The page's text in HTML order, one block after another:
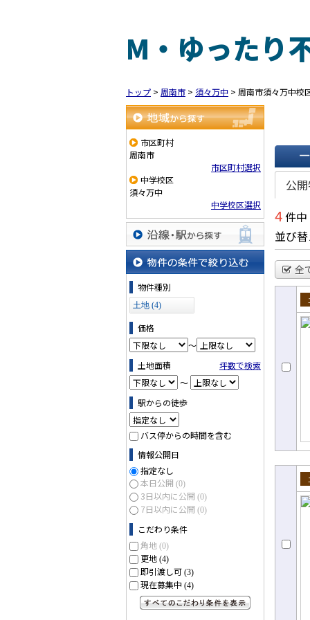
M・ゆったり
トップ > 周南市 > 須々万中 > 周南市須々万中校
地域から探す
市区町村
周南市
市区町村選択
中学校区
須々万中
中学校区選択
沿線・駅から探す
物件の条件で絞り込む
物件種別
土地 (4)
価格
～
土地面積
坪数で検索
～
駅からの徒歩
バス停からの時間を含む
情報公開日
指定なし
本日公開 (0)
3日以内に公開 (0)
7日以内に公開 (0)
こだわり条件
角地 (0)
更地 (4)
即引渡し可 (3)
現在募集中 (4)
一覧
公
4件
並び
全